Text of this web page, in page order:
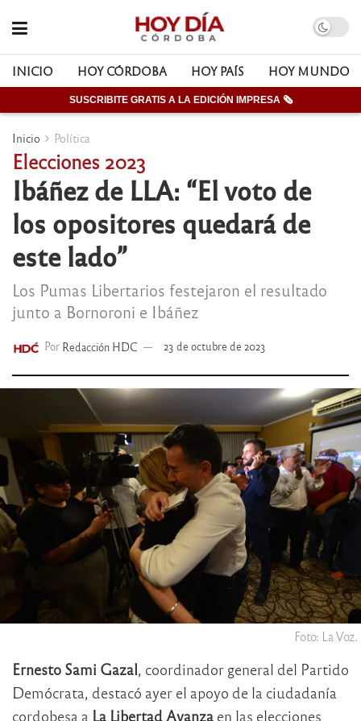
INICIO HOY CÓRDOBA HOY PAÍS HOY MUNDO
SUSCRIBITE GRATIS A LA EDICIÓN IMPRESA 🗞
Inicio Política
Elecciones 2023
Ibáñez de LLA: “El voto de
los opositores quedará de
este lado”
Los Pumas Libertarios festejaron el resultado
junto a Bornoroni e Ibáñez
Por Redacción HDC 23 de octubre de 2023
Foto: La Voz.
Ernesto Sami Gazal, coordinador general del Partido
Demócrata, destacó ayer el apoyo de la ciudadanía
cordobesa a La Libertad Avanza en las elecciones